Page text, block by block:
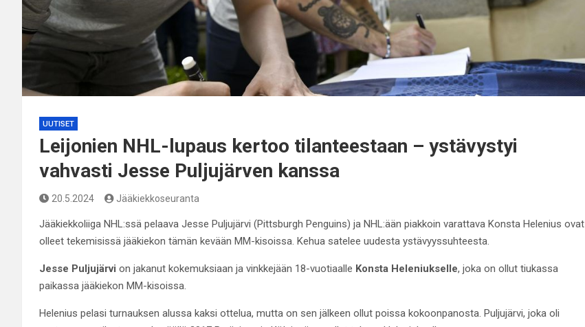
UUTISET
Leijonien NHL-lupaus kertoo tilanteestaan – ystävystyi
vahvasti Jesse Puljujärven kanssa
20.5.2024 Jääkiekkoseuranta
Jääkiekkoliiga NHL:ssä pelaava Jesse Puljujärvi (Pittsburgh Penguins) ja NHL:ään piakkoin varattava Konsta Helenius ovat
olleet tekemisissä jääkiekon tämän kevään MM-kisoissa. Kehua satelee uudesta ystävyyssuhteesta.
Jesse Puljujärvi on jakanut kokemuksiaan ja vinkkejään 18-vuotiaalle Konsta Heleniukselle, joka on ollut tiukassa
paikassa jääkiekon MM-kisoissa.
Helenius pelasi turnauksen alussa kaksi ottelua, mutta on sen jälkeen ollut poissa kokoonpanosta. Puljujärvi, joka oli